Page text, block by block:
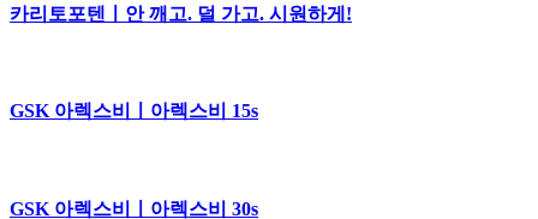
카리토포텐ㅣ안 깨고. 덜 가고. 시원하게!
GSK 아렉스비ㅣ아렉스비 15s
GSK 아렉스비ㅣ아렉스비 30s